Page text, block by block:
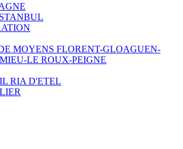
MOYENS FLORENT-GLOAGUEN-
LE ROUX-PEIGNE
RIA D'ETEL